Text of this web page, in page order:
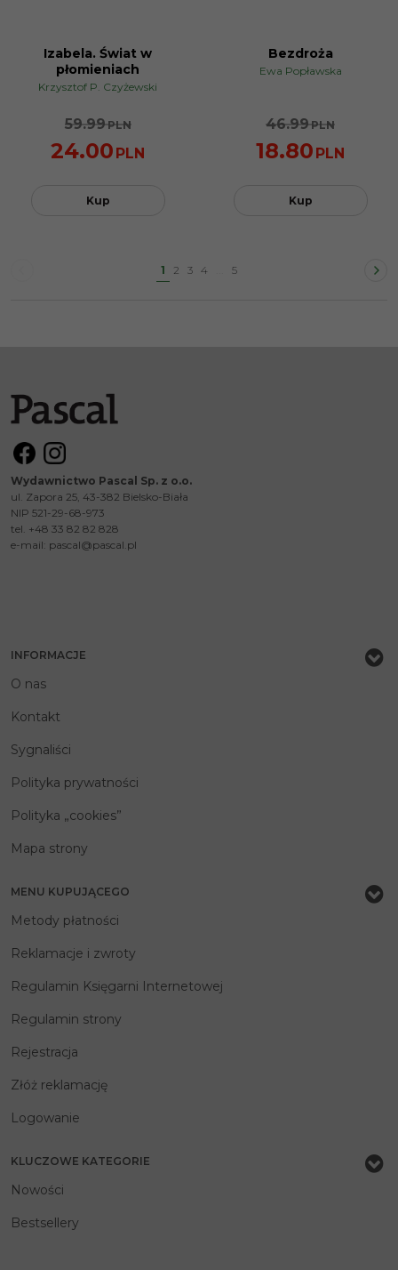
PROMOCJA
Izabela. Świat w
płomieniach
Krzysztof P. Czyżewski
59.99PLN
24.00 PLN
Kup
Bezdroża
Ewa Popławska
46.99PLN
18.80 PLN
Kup
1 2 3 4 5
Wydawnictwo Pascal Sp. z o.o.
ul. Zapora 25, 43-382 Bielsko-Biała
NIP 521-29-68-973
tel. +48 33 82 82 828
e-mail: pascal@pascal.pl
INFORMACJE
O nas
Kontakt
Sygnaliści
Polityka prywatności
Polityka „cookies”
Mapa strony
MENU KUPUJĄCEGO
Metody płatności
Reklamacje i zwroty
Regulamin Księgarni Internetowej
Regulamin strony
Rejestracja
Złóż reklamację
Logowanie
KLUCZOWE KATEGORIE
Nowości
Bestsellery